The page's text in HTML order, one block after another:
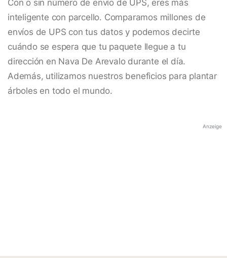
Con o sin número de envío de UPS, eres más
inteligente con parcello. Comparamos millones de
envíos de UPS con tus datos y podemos decirte
cuándo se espera que tu paquete llegue a tu
dirección en Nava De Arevalo durante el día.
Además, utilizamos nuestros beneficios para plantar
árboles en todo el mundo.
Anzeige